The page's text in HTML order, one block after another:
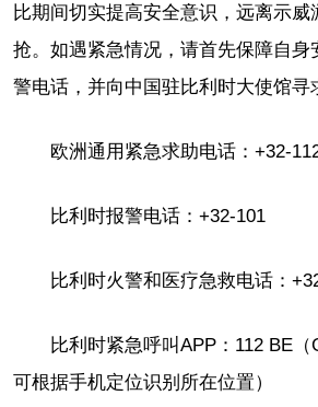
比期间切实提高安全意识，远离示威
抢。如遇紧急情况，请首先保障自身
警电话，并向中国驻比利时大使馆寻
欧洲通用紧急求助电话：+32-
比利时报警电话：+32-101
比利时火警和医疗急救电话：
比利时紧急呼叫APP：112 BE（
可根据手机定位识别所在位置）